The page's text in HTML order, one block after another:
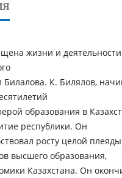
жизни и
Билалова. К. Билялов,
образования в
республики. Он
росту целой
высшего образования,
Казахстана. Он